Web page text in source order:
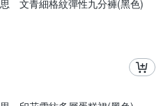
思 文青細格紋彈性九分褲(黑色)